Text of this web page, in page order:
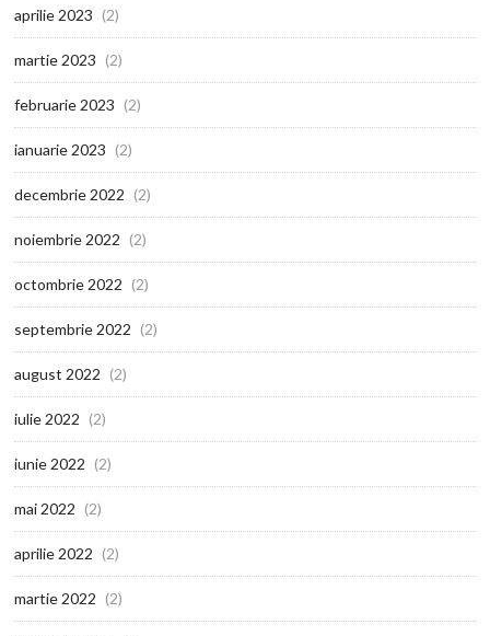
aprilie 2023 (2)
martie 2023 (2)
februarie 2023 (2)
ianuarie 2023 (2)
decembrie 2022 (2)
noiembrie 2022 (2)
octombrie 2022 (2)
septembrie 2022 (2)
august 2022 (2)
iulie 2022 (2)
iunie 2022 (2)
mai 2022 (2)
aprilie 2022 (2)
martie 2022 (2)